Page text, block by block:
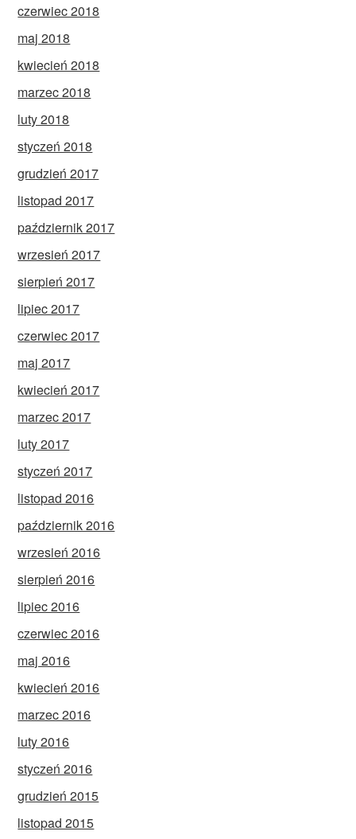
czerwiec 2018
maj 2018
kwiecień 2018
marzec 2018
luty 2018
styczeń 2018
grudzień 2017
listopad 2017
październik 2017
wrzesień 2017
sierpień 2017
lipiec 2017
czerwiec 2017
maj 2017
kwiecień 2017
marzec 2017
luty 2017
styczeń 2017
listopad 2016
październik 2016
wrzesień 2016
sierpień 2016
lipiec 2016
czerwiec 2016
maj 2016
kwiecień 2016
marzec 2016
luty 2016
styczeń 2016
grudzień 2015
listopad 2015